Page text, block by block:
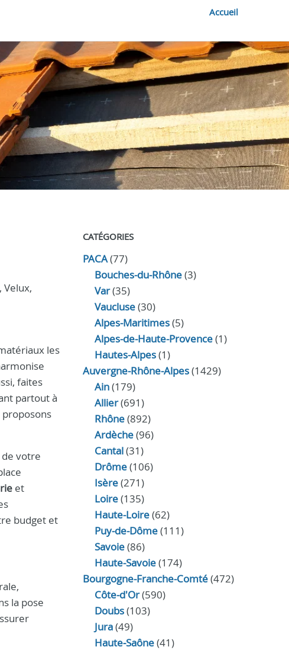
Accueil
les
faites
partout à
votre
et
budget et
la pose
CATÉGORIES
PACA(77)
Bouches-du-Rhône(3)
Var(35)
Vaucluse(30)
Alpes-Maritimes(5)
Alpes-de-Haute-Provence(1)
Hautes-Alpes(1)
Auvergne-Rhône-Alpes(1429)
Ain(179)
Allier(691)
Rhône(892)
Ardèche(96)
Cantal(31)
Drôme(106)
Isère(271)
Loire(135)
Haute-Loire(62)
Puy-de-Dôme(111)
Savoie(86)
Haute-Savoie(174)
Bourgogne-Franche-Comté(472)
Côte-d'Or(590)
Doubs(103)
Jura(49)
Haute‑Saône(41)